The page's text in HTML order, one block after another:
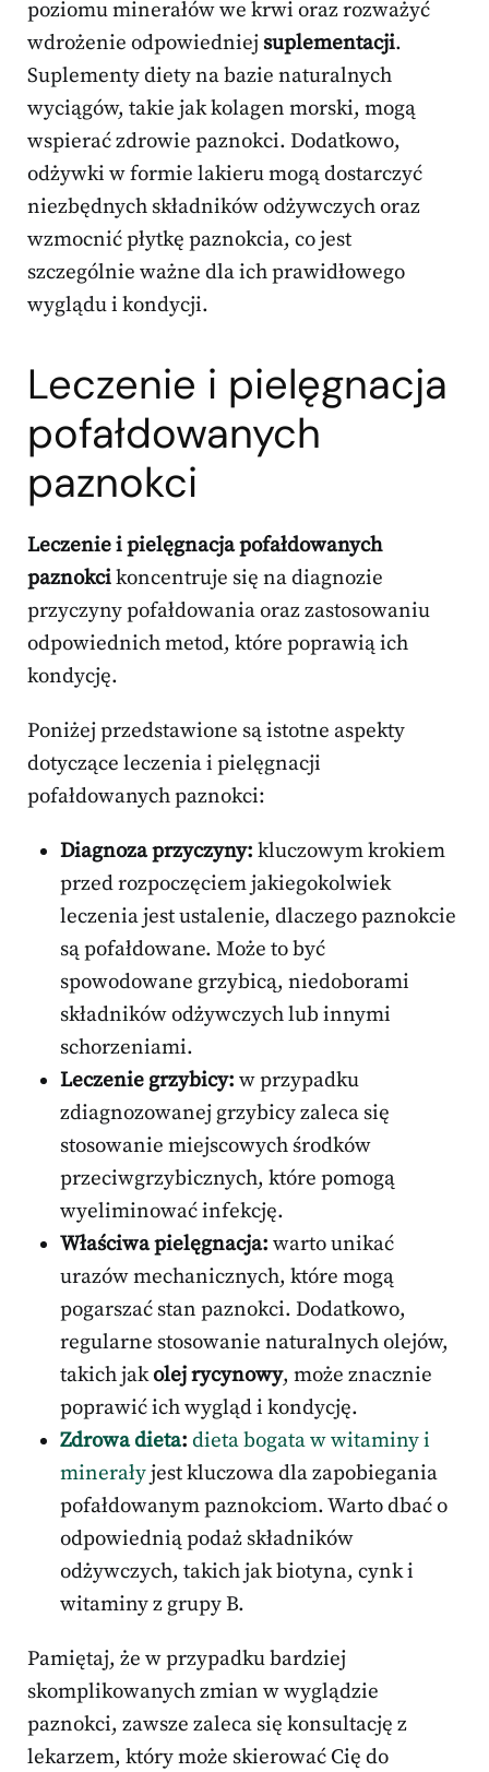
poziomu minerałów we krwi oraz rozważyć
wdrożenie odpowiedniej suplementacji.
Suplementy diety na bazie naturalnych
wyciągów, takie jak kolagen morski, mogą
wspierać zdrowie paznokci. Dodatkowo,
odżywki w formie lakieru mogą dostarczyć
niezbędnych składników odżywczych oraz
wzmocnić płytkę paznokcia, co jest
szczególnie ważne dla ich prawidłowego
wyglądu i kondycji.
Leczenie i pielęgnacja
pofałdowanych
paznokci
Leczenie i pielęgnacja pofałdowanych
paznokcikoncentruje się na diagnozie
przyczyny pofałdowania oraz zastosowaniu
odpowiednich metod, które poprawią ich
kondycję.
Poniżej przedstawione są istotne aspekty
dotyczące leczenia i pielęgnacji
pofałdowanych paznokci:
Diagnoza przyczyny: kluczowym krokiem
przed rozpoczęciem jakiegokolwiek
leczenia jest ustalenie, dlaczego paznokcie
są pofałdowane. Może to być
spowodowane grzybicą, niedoborami
składników odżywczych lub innymi
schorzeniami.
Leczenie grzybicy: w przypadku
zdiagnozowanej grzybicy zaleca się
stosowanie miejscowych środków
przeciwgrzybicznych, które pomogą
wyeliminować infekcję.
Właściwa pielęgnacja: warto unikać
urazów mechanicznych, które mogą
pogarszać stan paznokci. Dodatkowo,
regularne stosowanie naturalnych olejów,
takich jakolej rycynowy, może znacznie
poprawić ich wygląd i kondycję.
Zdrowa dieta: dieta bogata w witaminy i
minerałyjest kluczowa dla zapobiegania
pofałdowanym paznokciom. Warto dbać o
odpowiednią podaż składników
odżywczych, takich jak biotyna, cynk i
witaminy z grupy B.
Pamiętaj, że w przypadku bardziej
skomplikowanych zmian w wyglądzie
paznokci, zawsze zaleca się konsultację z
lekarzem, który może skierować Cię do